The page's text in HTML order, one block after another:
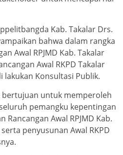
Kab. Takalar Drs.
bahwa dalam rangka
Awal RPJMD Kab. Takalar
Awal RKPD Takalar
lakukan Konsultasi Publik.
bertujuan untuk memperoleh
pemangku kepentingan
Awal RPJMD Kab.
penyusunan Awal RKPD